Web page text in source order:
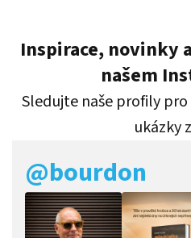
Inspirace, novinky
našem
Sledujte naše profily
ukázky
@bourdon